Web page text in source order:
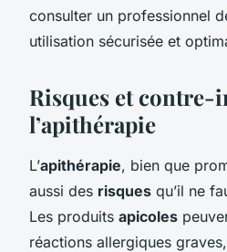
consulter un professionnel
utilisation sécurisée et
Risques et contre-
l’apithérapie
L’apithérapie, bien que
aussi des risques qu’il ne
Les produits apicoles
réactions allergiques